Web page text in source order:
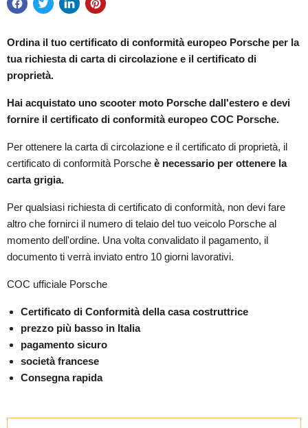
Ordina il tuo certificato di conformità europeo Porsche per la
tua richiesta di carta di circolazione e il certificato di
proprietà.
Hai acquistato uno scooter moto Porsche dall'estero e devi
fornire il certificato di conformità europeo COC Porsche.
Per ottenere la carta di circolazione e il certificato di proprietà, il
certificato di conformità Porsche è necessario per ottenere la
carta grigia.
Per qualsiasi richiesta di certificato di conformità, non devi fare
altro che fornirci il numero di telaio del tuo veicolo Porsche al
momento dell'ordine. Una volta convalidato il pagamento, il
documento ti verrà inviato entro 10 giorni lavorativi.
COC ufficiale Porsche
Certificato di Conformità della casa costruttrice
prezzo più basso in Italia
pagamento sicuro
società francese
Consegna rapida